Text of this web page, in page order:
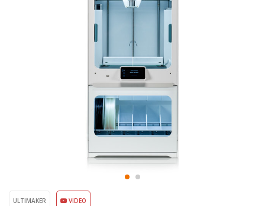
ULTIMAKER VIDEO